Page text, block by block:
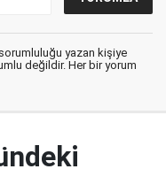
yazan kişiye
değildir. Her bir yorum